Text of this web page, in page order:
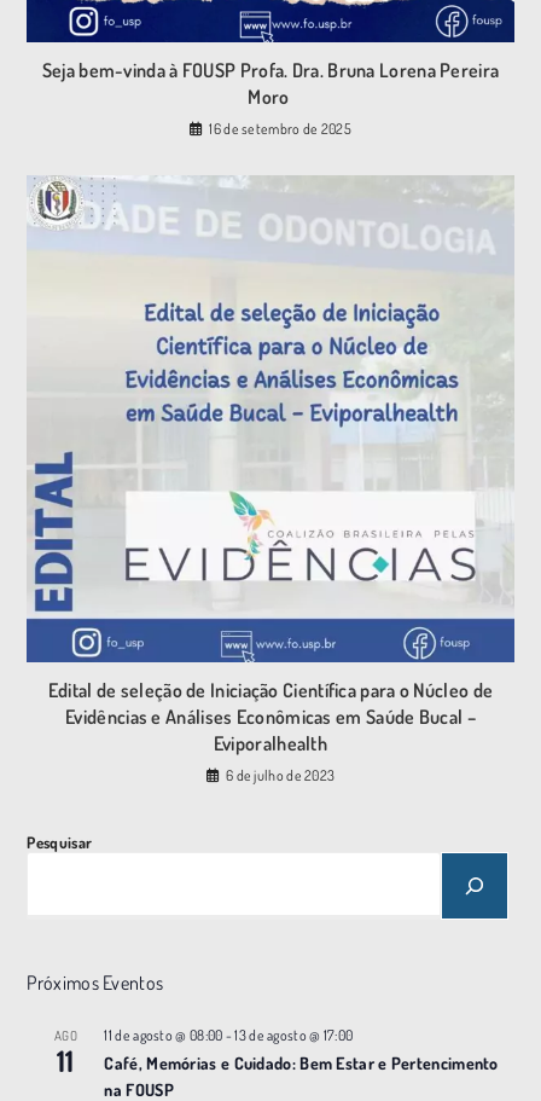
Seja bem-vinda à FOUSP Profa. Dra. Bruna Lorena Pereira
Moro
16 de setembro de 2025
Edital de seleção de Iniciação Científica para o Núcleo de
Evidências e Análises Econômicas em Saúde Bucal –
Eviporalhealth
6 de julho de 2023
Pesquisar
Próximos Eventos
AGO
11
11 de agosto @ 08:00 -13 de agosto @ 17:00
Café, Memórias e Cuidado: Bem Estar e Pertencimento
na FOUSP